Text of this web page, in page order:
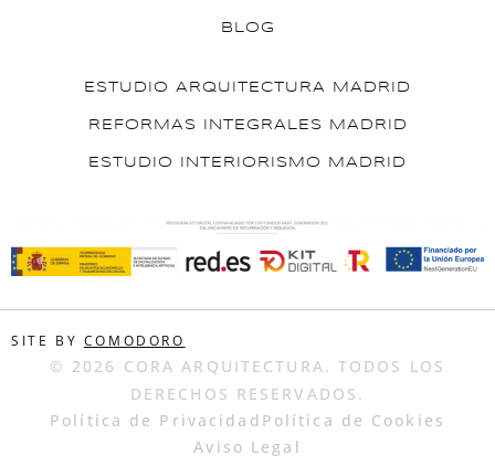
BLOG
ESTUDIO ARQUITECTURA MADRID
REFORMAS INTEGRALES MADRID
ESTUDIO INTERIORISMO MADRID
SITE BY COMODORO
© 2026 CORA ARQUITECTURA. TODOS LOS
DERECHOS RESERVADOS.
Política de Privacidad Política de Cookies
Aviso Legal